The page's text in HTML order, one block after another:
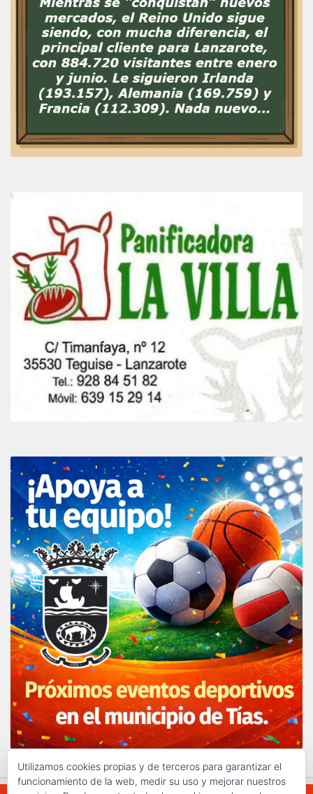
Utilizamos cookies propias y de terceros para garantizar el
funcionamiento de la web, medir su uso y mejorar nuestros